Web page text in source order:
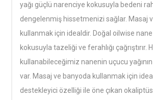
yağı güçlü narenciye kokusuyla bedeni
dengelenmiş hissetmenizi sağlar. Masaj
kullanmak için idealdir. Doğal oilwise nane
kokusuyla tazeliği ve ferahlığı çağrıştırır.
kullanabileceğimiz nanenin uçucu
var. Masaj ve banyoda kullanmak için
destekleyici özelliği ile öne çıkan okaliptüs